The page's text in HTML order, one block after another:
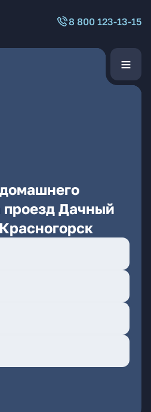
8 800 123-13-15
проезд Дачный